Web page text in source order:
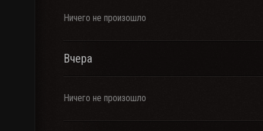
Ничего не произошло
Вчера
Ничего не произошло